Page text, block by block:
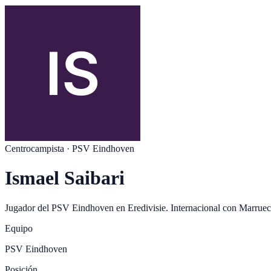
Centrocampista · PSV Eindhoven
Ismael Saibari
Jugador del PSV Eindhoven en Eredivisie. Internacional con
Equipo
PSV Eindhoven